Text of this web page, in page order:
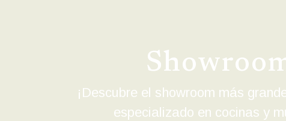
¡Descubre el showroom más
especializado en cocinas y